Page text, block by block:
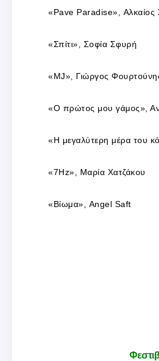
«Pave Paradise», Αλκαίος
«Σπίτι», Σοφία Σφυρή
«MJ», Γιώργος
«Ο πρώτος μου γάμος»,
«Η μεγαλύτερη μέρα του
«7Hz», Μαρία Χατζάκου
«Βίωμα», Angel Saft